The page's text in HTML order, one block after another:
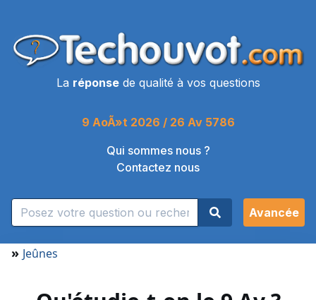
La réponsede qualité à vos questions
9 AoÃ»t 2026 / 26 Av 5786
Qui sommes nous ?
Contactez nous
Avancée
» Jeûnes